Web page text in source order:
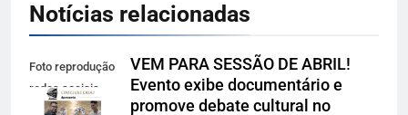
Notícias relacionadas
Foto reprodução
redes sociais
VEM PARA SESSÃO DE ABRIL!
Evento exibe documentário e
promove debate cultural no